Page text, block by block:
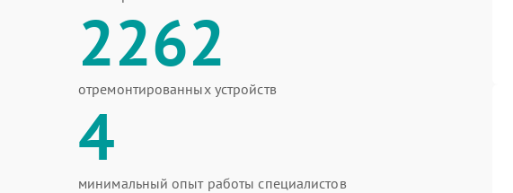
2262
отремонтированных устройств
4
минимальный опыт работы специалистов